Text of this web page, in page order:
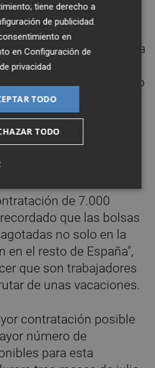
de verano
de Sanidad ha vuelto a
65 millones de euros
de personal en verano
los sanitarios, ante las
"Uno de los
para reforzar los
con 2,5 millones
de 7.000
que las bolsas
no solo en la
en el resto de España",
que son trabajadores
de unas vacaciones.
contratación posible
número de
para esta
tiene derecho a
de publicidad
en
enConfiguración de
privacidad
TODO
TODO